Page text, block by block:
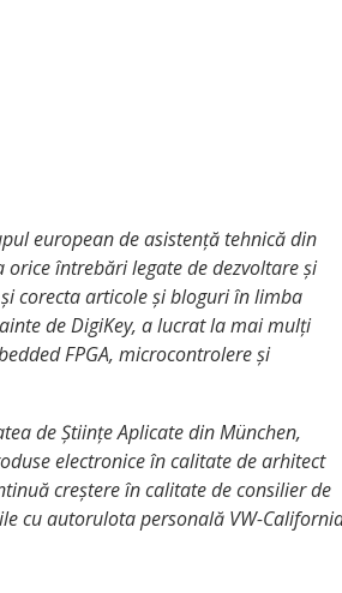
european de asistență tehnică din
întrebări legate de dezvoltare și
corecta articole și bloguri în limba
de DigiKey, a lucrat la mai mulți
FPGA, microcontrolere și
de Științe Aplicate din München,
electronice în calitate de arhitect
creștere în calitate de consilier de
cu autorulota personală VW-